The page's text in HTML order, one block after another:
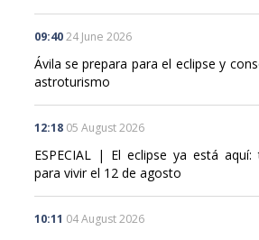
Ávila se prepara para el eclipse y
astroturismo
ESPECIAL | El eclipse ya está aquí:
para vivir el 12 de agosto
10:11
Marina Mercante publica la primera
desde el mar